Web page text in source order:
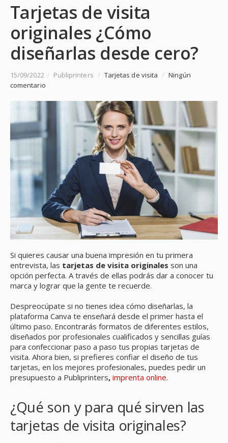
Tarjetas de visita
originales ¿Cómo
diseñarlas desde cero?
15/09/2022 / Publiprinters / Tarjetas de visita / Ningún
comentario
Si quieres causar una buena impresión en tu primera
entrevista, las tarjetas de visita originales son una
opción perfecta. A través de ellas podrás dar a conocer tu
marca y lograr que la gente te recuerde.
Despreocúpate si no tienes idea cómo diseñarlas, la
plataforma Canva te enseñará desde el primer hasta el
último paso. Encontrarás formatos de diferentes estilos,
diseñados por profesionales cualificados y sencillas guías
para confeccionar paso a paso tus propias tarjetas de
visita. Ahora bien, si prefieres confiar el diseño de tus
tarjetas, en los mejores profesionales, puedes pedir un
presupuesto a Publiprinters, imprenta online.
¿Qué son y para qué sirven las
tarjetas de visita originales?